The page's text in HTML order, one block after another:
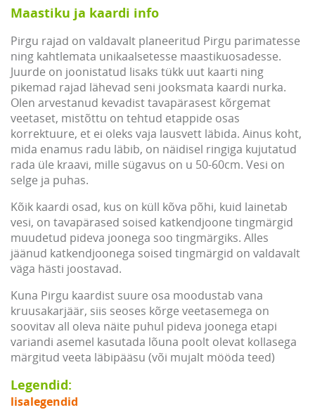
Maastiku ja kaardi info
Pirgu rajad on valdavalt planeeritud Pirgu parimatesse
ning kahtlemata unikaalsetesse maastikuosadesse.
Juurde on joonistatud lisaks tükk uut kaarti ning
pikemad rajad lähevad seni jooksmata kaardi nurka.
Olen arvestanud kevadist tavapärasest kõrgemat
veetaset, mistõttu on tehtud etappide osas
korrektuure, et ei oleks vaja lausvett läbida. Ainus koht,
mida enamus radu läbib, on näidisel ringiga kujutatud
rada üle kraavi, mille sügavus on u 50-60cm. Vesi on
selge ja puhas.
Kõik kaardi osad, kus on küll kõva põhi, kuid lainetab
vesi, on tavapärased soised katkendjoone tingmärgid
muudetud pideva joonega soo tingmärgiks. Alles
jäänud katkendjoonega soised tingmärgid on valdavalt
väga hästi joostavad.
Kuna Pirgu kaardist suure osa moodustab vana
kruusakarjäär, siis seoses kõrge veetasemega on
soovitav all oleva näite puhul pideva joonega etapi
variandi asemel kasutada lõuna poolt olevat kollasega
märgitud veeta läbipääsu (või mujalt mööda teed)
Legendid:
lisalegendid